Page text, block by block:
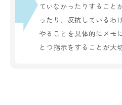
ていなかったりすること
ったり、反抗しているわ
やることを具体的にメモ
とつ指示をすることが大